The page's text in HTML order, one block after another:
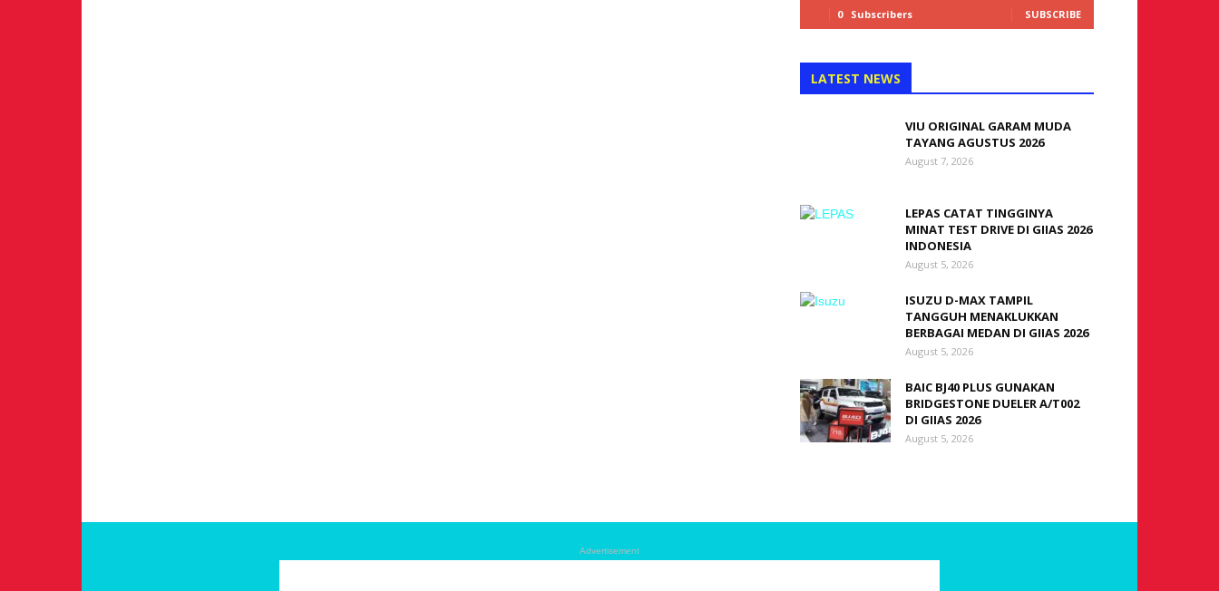
0 Subscribers SUBSCRIBE
LATEST NEWS
VIU ORIGINAL GARAM MUDA
TAYANG AGUSTUS 2026
August 7, 2026
LEPAS CATAT TINGGINYA
MINAT TEST DRIVE DI GIIAS 2026
INDONESIA
August 5, 2026
ISUZU D-MAX TAMPIL
TANGGUH MENAKLUKKAN
BERBAGAI MEDAN DI GIIAS 2026
August 5, 2026
BAIC BJ40 PLUS GUNAKAN
BRIDGESTONE DUELER A/T002
DI GIIAS 2026
August 5, 2026
Advertisement